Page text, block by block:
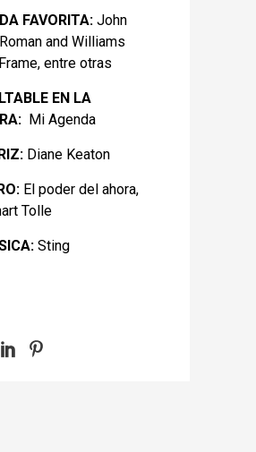
FAVORITA: John
and Williams
entre otras
EN LA
Mi Agenda
Diane Keaton
El poder del ahora,
Tolle
Sting